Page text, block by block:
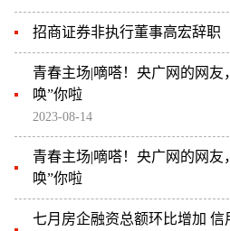
招商证券非执行董事高宏辞职
青春主场|嘀嗒！央广网的网友
唤”你啦
2023-08-14
青春主场|嘀嗒！央广网的网友
唤”你啦
七月